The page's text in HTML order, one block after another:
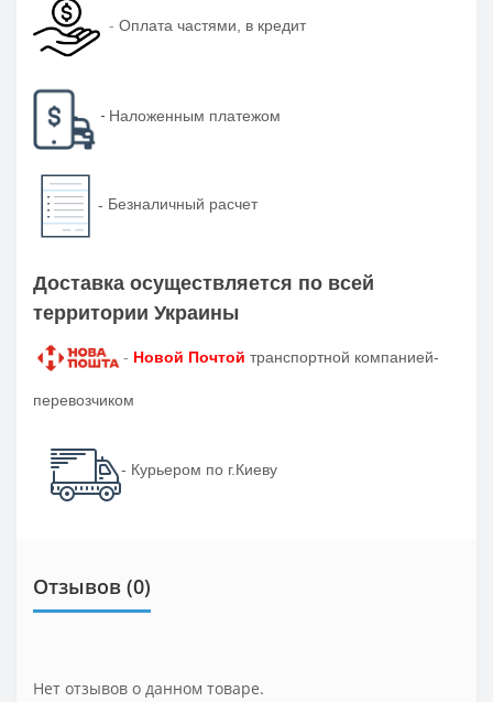
- Оплата частями, в кредит
- Наложенным платежом
- Безналичный расчет
Доставка осуществляется по всей
территории Украины
- Новой Почтой транспортной компанией-
перевозчиком
- Курьером по г.Киеву
Отзывов (0)
Нет отзывов о данном товаре.